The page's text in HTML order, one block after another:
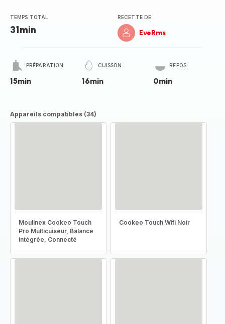
TEMPS TOTAL
31min
RECETTE DE
EveRms
PRÉPARATION
15min
CUISSON
16min
REPOS
0min
Appareils compatibles (34)
Moulinex Cookeo Touch
Pro Multicuiseur, Balance
intégrée, Connecté
Cookeo Touch Wifi Noir